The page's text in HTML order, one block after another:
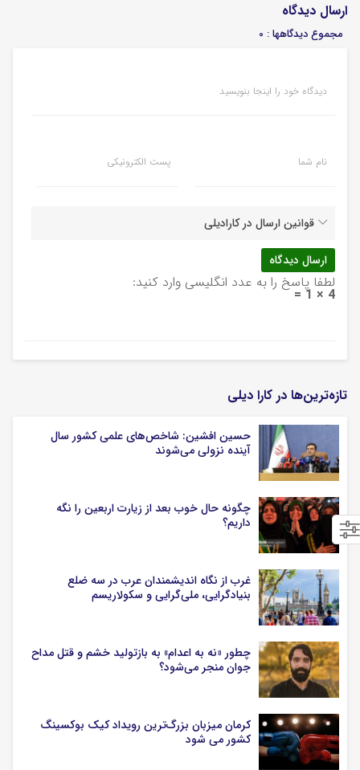
ارسال دیدگاه
مجموع دیدگاهها : 0
دیدگاه خود را اینجا بنویسید
نام شما پست الکترونیکی
قوانین ارسال در کارادیلی
لطفا پاسخ را به عدد انگلیسی وارد کنید:
4 × 1 =
تازه‌ترین‌ها در کارا دیلی
حسین افشین: شاخص‌های علمی کشور سال
آینده نزولی می‌شوند
چگونه حال خوب بعد از زیارت اربعین را نگه
داریم؟
غرب از نگاه اندیشمندان عرب در سه ضلع
بنیادگرایی، ملی‌گرایی و سکولاریسم
چطور «نه به اعدام» به بازتولید خشم و قتل مداح
جوان منجر می‌شود؟
کرمان میزبان بزرگ‌ترین رویداد کیک‌ بوکسینگ
کشور می شود